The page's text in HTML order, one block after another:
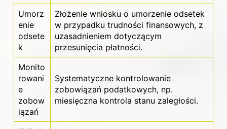
Umorz
enie
odsete
k
Złożenie wniosku o umorzenie odsetek
w przypadku trudności finansowych, z
uzasadnieniem dotyczącym
przesunięcia płatności.
Monito
rowani
e
zobow
iązań
Systematyczne kontrolowanie
zobowiązań podatkowych, np.
miesięczna kontrola stanu zaległości.